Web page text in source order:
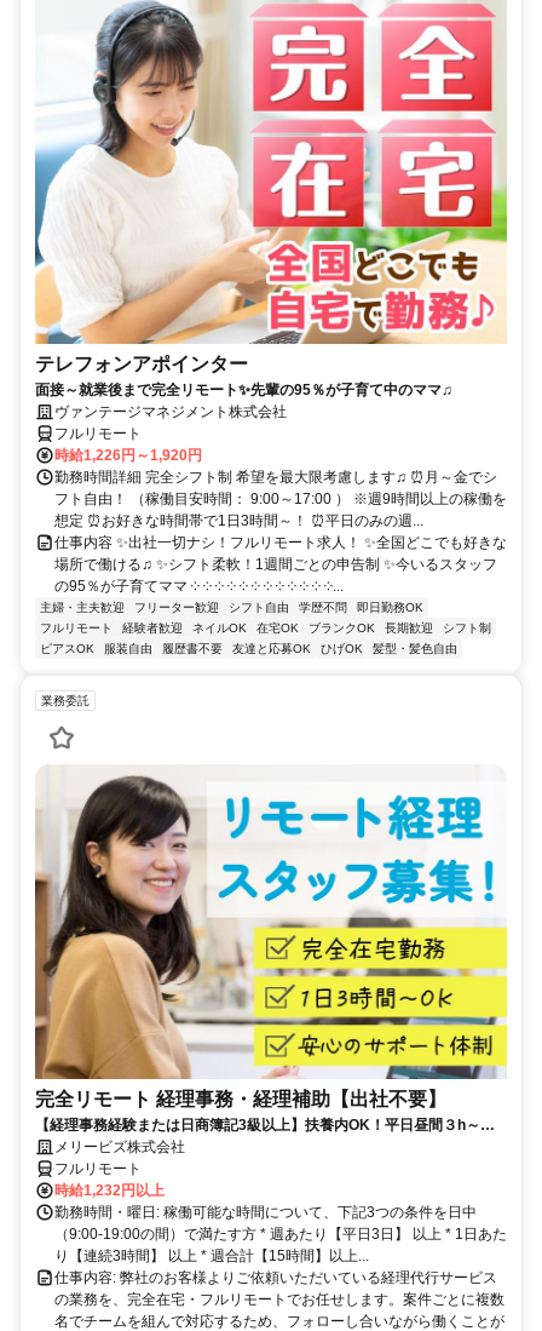
テレフォンアポインター
面接～就業後まで完全リモート✨先輩の95％が子育て中のママ♫
ヴァンテージマネジメント株式会社
フルリモート
時給1,226円～1,920円
勤務時間詳細 完全シフト制 希望を最大限考慮します♫ ⏰月～金でシ
フト自由！ （稼働目安時間： 9:00～17:00 ） ※週9時間以上の稼働を
想定 ⏰お好きな時間帯で1日3時間～！ ⏰平日のみの週...
仕事内容 ✨出社一切ナシ！フルリモート求人！ ✨全国どこでも好きな
場所で働ける♫ ✨シフト柔軟！1週間ごとの申告制 ✨今いるスタッフ
の95％が子育てママ ༶ ༶ ༶ ༶ ༶ ༶ ༶ ༶ ༶ ༶ ༶ ༶...
主婦・主夫歓迎 フリーター歓迎 シフト自由 学歴不問
即日勤務OK
フルリモート
経験者歓迎 ネイルOK 在宅OK ブランクOK 長期歓迎
シフト制
ピアスOK
服装自由 履歴書不要 友達と応募OK ひげOK 髪型・髪色自由
業務委託
完全リモート 経理事務・経理補助【出社不要】
【経理事務経験または日商簿記3級以上】扶養内OK！平日昼間３h～。
完全在宅で育児・介護中の方も大歓迎♪
メリービズ株式会社
フルリモート
時給1,232円以上
勤務時間・曜日: 稼働可能な時間について、下記3つの条件を日中
（9:00-19:00の間）で満たす方 * 週あたり【平日3日】 以上 * 1日あた
り【連続3時間】 以上 * 週合計【15時間】以上...
仕事内容: 弊社のお客様よりご依頼いただいている経理代行サービス
の業務を、完全在宅・フルリモートでお任せします。案件ごとに複数
名でチームを組んで対応するため、フォローし合いながら働くことが